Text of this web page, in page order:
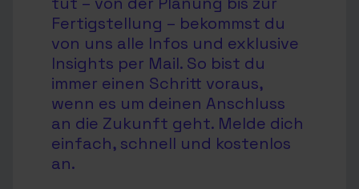
Fertigstellung – bekommst du
von uns alle Infos und exklusive
Insights per Mail. So bist du
immer einen Schritt voraus,
wenn es um deinen Anschluss
an die Zukunft geht. Melde dich
einfach, schnell und kostenlos
an.